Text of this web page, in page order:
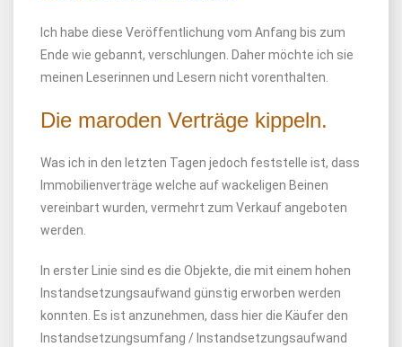
Ich habe diese Veröffentlichung vom Anfang bis zum
Ende wie gebannt, verschlungen. Daher möchte ich sie
meinen Leserinnen und Lesern nicht vorenthalten.
Die maroden Verträge kippeln.
Was ich in den letzten Tagen jedoch feststelle ist, dass
Immobilienverträge welche auf wackeligen Beinen
vereinbart wurden, vermehrt zum Verkauf angeboten
werden.
In erster Linie sind es die Objekte, die mit einem hohen
Instandsetzungsaufwand günstig erworben werden
konnten. Es ist anzunehmen, dass hier die Käufer den
Instandsetzungsumfang / Instandsetzungsaufwand